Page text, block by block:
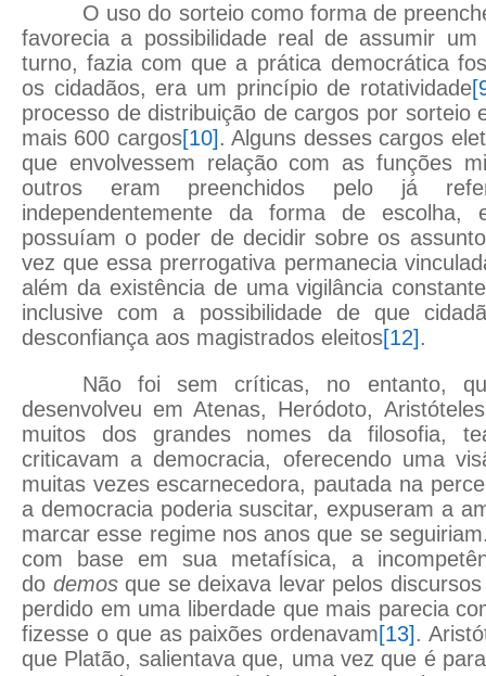
O uso do sorteio como forma de
favorecia a possibilidade real de assumir
turno, fazia com que a prática democrática
os cidadãos, era um princípio de rotatividade
processo de distribuição de cargos por sorteio
mais 600 cargos[10]. Alguns desses cargos
que envolvessem relação com as funções
outros eram preenchidos pelo já
independentemente da forma de escolha,
possuíam o poder de decidir sobre os
vez que essa prerrogativa permanecia
além da existência de uma vigilância
inclusive com a possibilidade de que
desconfiança aos magistrados eleitos[12].
Não foi sem críticas, no entanto,
desenvolveu em Atenas, Heródoto,
muitos dos grandes nomes da filosofia,
criticavam a democracia, oferecendo uma
muitas vezes escarnecedora, pautada na
a democracia poderia suscitar, expuseram a
marcar esse regime nos anos que se
com base em sua metafísica, a
do demos que se deixava levar pelos
perdido em uma liberdade que mais parecia
fizesse o que as paixões ordenavam[13].
que Platão, salientava que, uma vez que é